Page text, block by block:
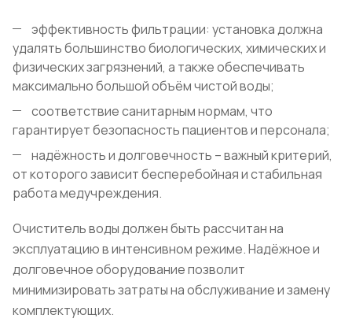
эффективность фильтрации: установка должна
удалять большинство биологических, химических и
физических загрязнений, а также обеспечивать
максимально большой объём чистой воды;
соответствие санитарным нормам, что
гарантирует безопасность пациентов и персонала;
надёжность и долговечность – важный критерий,
от которого зависит бесперебойная и стабильная
работа медучреждения.
Очиститель воды должен быть рассчитан на
эксплуатацию в интенсивном режиме. Надёжное и
долговечное оборудование позволит
минимизировать затраты на обслуживание и замену
комплектующих.